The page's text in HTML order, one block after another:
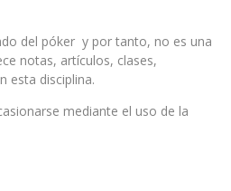
del póker y por tanto, no es una
notas, artículos, clases,
esta disciplina.
mediante el uso de la